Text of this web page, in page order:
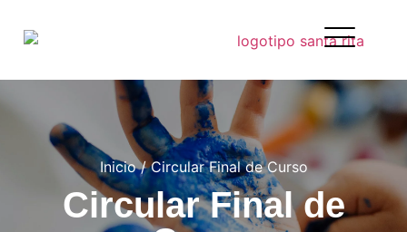
Inicio/Circular Final de Curso
Circular Final de